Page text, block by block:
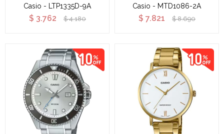
Casio - LTP1335D-9A
$ 3.762 $ 4.180
Casio - MTD1086-2A
$ 7.821 $ 8.690